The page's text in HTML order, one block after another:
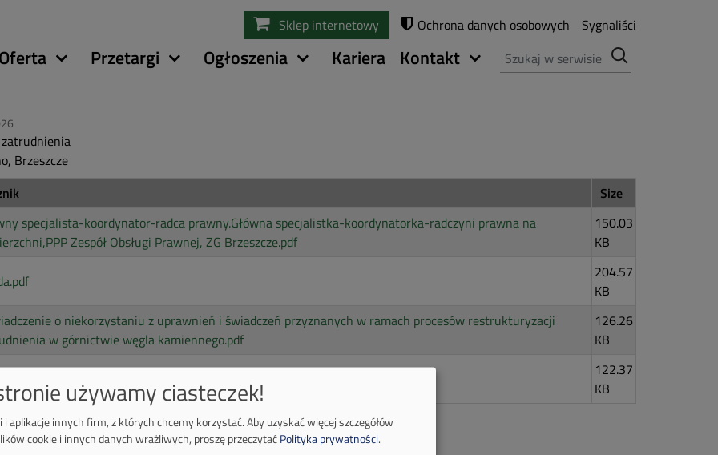
treści
Sklep internetowy Ochrona danych osobowych Sygnaliści
Oferta Przetargi Ogłoszenia Kariera Kontakt Szukaj
Brzeszcze
Size
specjalista-koordynator-radca prawny.Główna specjalistka-koordynatorka-radczyni prawna na
Zespół Obsługi Prawnej, ZG Brzeszcze.pdf
150.03
KB
204.57
KB
o niekorzystaniu z uprawnień i świadczeń przyznanych w ramach procesów restrukturyzacji
w górnictwie węgla kamiennego.pdf
126.26
KB
122.37
KB
używamy ciasteczek!
i aplikacje innych firm, z których chcemy korzystać.Aby uzyskać więcej szczegółów
cookie i innych danych wrażliwych, proszę przeczytaćPolityka prywatności.